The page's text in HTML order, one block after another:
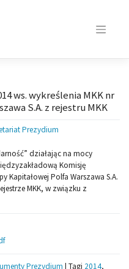
ws. wykreślenia MKK nr
S.A. z rejestru MKK
Prezydium
działając na mocy
Komisję
Kapitałowej Polfa Warszawa S.A.
MKK, w związku z
Prezydium | Tagi 2014,